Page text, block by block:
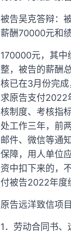
被告吴克答辩：
薪酬70000元和
170000元，其中
整，被告的薪酬
核已在3月份完
求原告支付2022
核制度、考核指
处工作三年，前
邮件、微信等通
保障，用人单位
资中扣下来的，
付被告2022年度
原告远洋致信项
1．劳动合同书